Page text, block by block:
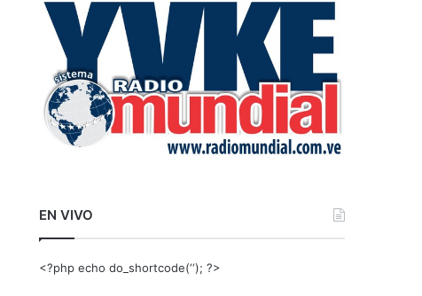
r
EN VIVO
<?php echo do_shortcode(‘‘); ?>